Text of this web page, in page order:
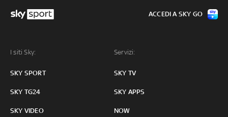
I siti Sky:
SKY SPORT
SKY TG24
SKY VIDEO
Servizi:
SKY TV
SKY APPS
NOW
ACCEDI A SKY GO